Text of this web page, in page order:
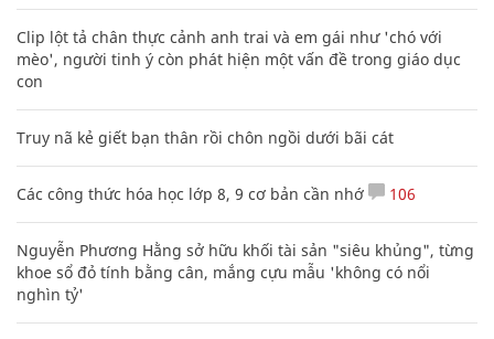
Clip lột tả chân thực cảnh anh trai và em gái như 'chó với
mèo', người tinh ý còn phát hiện một vấn đề trong giáo dục
con
Truy nã kẻ giết bạn thân rồi chôn ngồi dưới bãi cát
Các công thức hóa học lớp 8, 9 cơ bản cần nhớ 106
Nguyễn Phương Hằng sở hữu khối tài sản "siêu khủng", từng
khoe sổ đỏ tính bằng cân, mắng cựu mẫu 'không có nổi
nghìn tỷ'